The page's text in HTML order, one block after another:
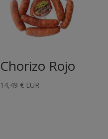
Chorizo Rojo
14,49 € EUR